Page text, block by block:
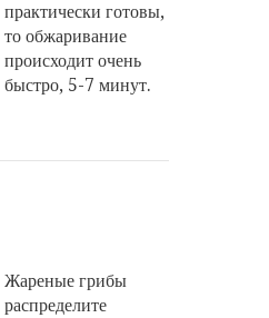
практически готовы,
то обжаривание
происходит очень
быстро, 5-7 минут.
Жареные грибы
распределите